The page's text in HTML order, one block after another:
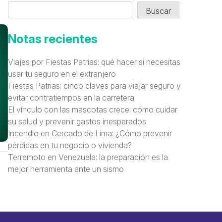
Buscar
Notas recientes
Viajes por Fiestas Patrias: qué hacer si necesitas
usar tu seguro en el extranjero
Fiestas Patrias: cinco claves para viajar seguro y
evitar contratiempos en la carretera
El vínculo con las mascotas crece: cómo cuidar
su salud y prevenir gastos inesperados
Incendio en Cercado de Lima: ¿Cómo prevenir
pérdidas en tu negocio o vivienda?
Terremoto en Venezuela: la preparación es la
mejor herramienta ante un sismo